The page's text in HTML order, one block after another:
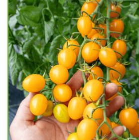
SADNICE
UKRASNO BILJE I TRAJNICE
GRMOVI/DRVEĆE
HIT SEZONE*** VRTNI
UKRASNE TRAVE
HORTENZIJE
LJEKOVITO I ZAČINSKO
VOĆE / BOBIČASTO VOĆE